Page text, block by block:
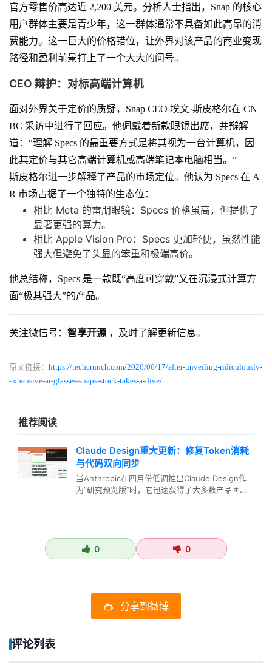
官方零售价高达近 2,200 美元。分析人士指出，Snap 的核心
用户群体主要是青少年，这一群体通常不具备如此高昂的消
费能力。这一巨大的价格错位，让外界对该产品的商业变现
路径和盈利前景打上了一个大大的问号。
CEO 辩护：对标高端计算机
面对外界关于定价的质疑，Snap CEO 埃文·斯皮格尔在 CN
BC 采访中进行了回应。他佩戴着新款眼镜出席，并辩解
道：“理解 Specs 的最重要方式是将其视为一台计算机，因
此其定价与其它高端计算机或高端笔记本电脑相当。”
斯皮格尔进一步解释了产品的市场定位。他认为 Specs 在 A
R 市场占据了一个独特的生态位：
相比 Meta 的雷朋眼镜：Specs 价格虽高，但提供了
显著更强的算力。
相比 Apple Vision Pro：Specs 更加轻便，虽然性能
强大但避免了头显的笨重和极端高价。
他总结称，Specs 是一款既“高度可穿戴”又在沉浸式计算方
面“极其强大”的产品。
关注微信号： 智享开源 ，及时了解更新信息。
原文链接： https://techcrunch.com/2026/06/17/after-unveiling-ridiculously-
expensive-ar-glasses-snaps-stock-takes-a-dive/
推荐阅读
Claude Design重大更新：修复Token消耗
与代码双向同步
当Anthropic在四月份低调推出Claude Design作
为“研究预览版”时，它迅速获得了大多数产品团队
0 0
分享到微博
评论列表